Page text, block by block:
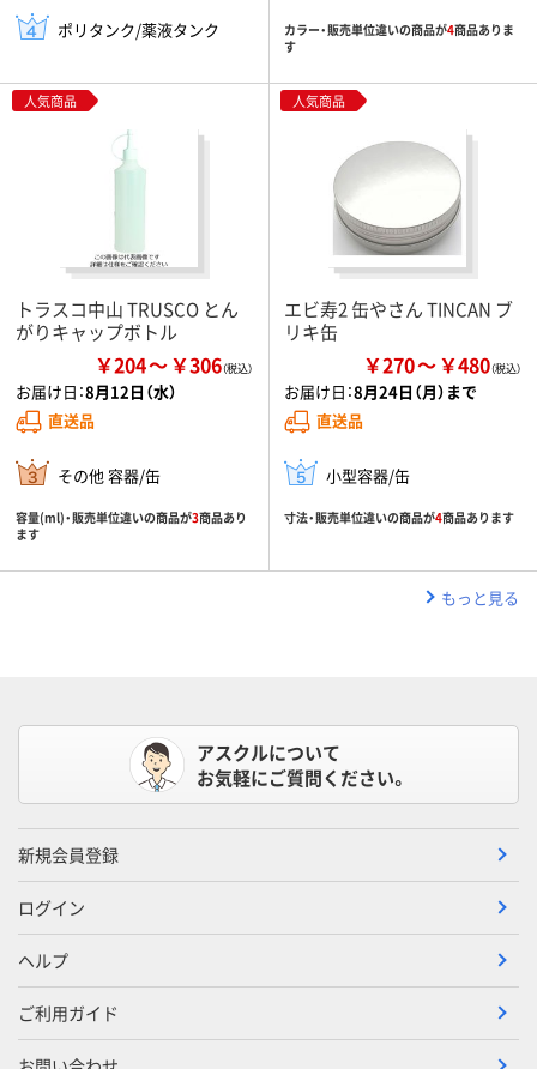
ポリタンク/薬液タンク カラー・販売単位違いの商品が4商品ありま
す
人気商品
トラスコ中山 TRUSCO とん
がりキャップボトル
￥204 ￥306
お届け日：8月12日（水）
直送品
その他 容器/缶
容量(ml)・販売単位違いの商品が3商品あり
ます
人気商品
エビ寿2 缶やさん TINCAN ブ
リキ缶
￥270 ￥480
お届け日：8月24日（月）まで
直送品
小型容器/缶
寸法・販売単位違いの商品が4商品あります
もっと見る
アスクルについて
お気軽にご質問ください。
新規会員登録
ログイン
ヘルプ
ご利用ガイド